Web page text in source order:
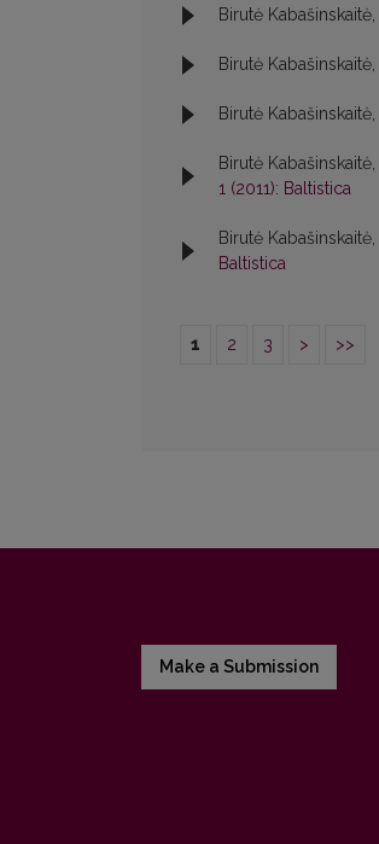
Birutė Kabašinskaitė,
Birutė Kabašinskaitė,
Birutė Kabašinskaitė,
Birutė Kabašinskaitė,
1 (2011): Baltistica
Birutė Kabašinskaitė,
Baltistica
1 2 3 > >>
Make a Submission